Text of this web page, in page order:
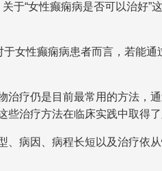
于“女性癫痫病是否可以治好
女性癫痫病患者而言，若能
疗仍是目前最常用的方法，
治疗方法在临床实践中取得
病因、病程长短以及治疗依